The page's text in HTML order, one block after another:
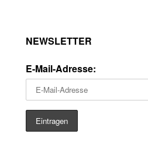
NEWSLETTER
E-Mail-Adresse: